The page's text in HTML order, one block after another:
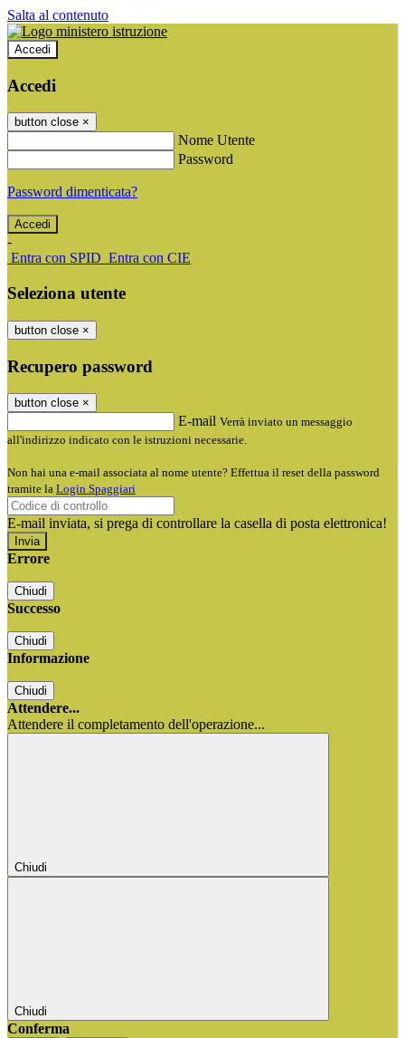
Salta al contenuto
Accedi
Accedi
button close ×
Nome Utente
Password
Password dimenticata?
-
Entra con SPID Entra con CIE
Seleziona utente
button close ×
Recupero password
button close ×
E-mail Verrà inviato un messaggio
all'indirizzo indicato con le istruzioni necessarie.
Non hai una e-mail associata al nome utente? Effettua il reset della password
tramite la Login Spaggiari
E-mail inviata, si prega di controllare la casella di posta elettronica!
Errore
Chiudi
Successo
Chiudi
Informazione
Chiudi
Attendere...
Attendere il completamento dell'operazione...
Chiudi
Chiudi
Conferma